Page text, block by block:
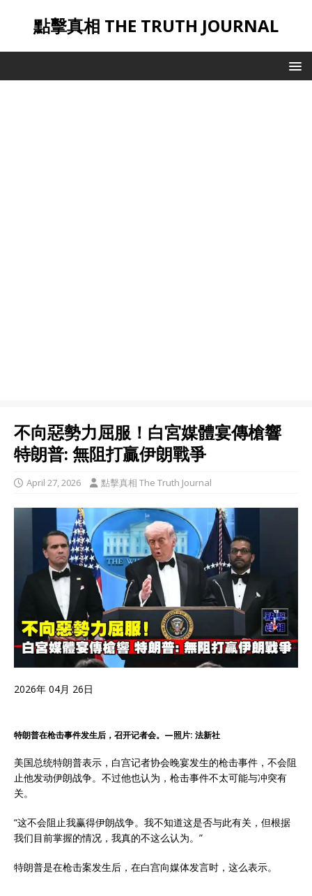
點擊真相 THE TRUTH JOURNAL
不向惡勢力屈服！白宮媒體宴傳槍響
特朗普: 無阻打贏伊朗戰爭
April 27, 2026 點擊真相 The Truth Journal
2026年 04月 26日
特朗普在枪击事件发生后，召开记者会。—照片: 法新社
美国总统特朗普表示，白宫记者协会晚宴发生的枪击事件，不会阻
止他发动伊朗战争。不过他也认为，枪击事件不太可能与冲突有
关。
“这不会阻止我赢得伊朗战争。我不知道这是否与此有关，但根据
我们目前掌握的情况，我真的不这么认为。”
特朗普是在枪击案发生后，在白宫向媒体发言时，这么表示。